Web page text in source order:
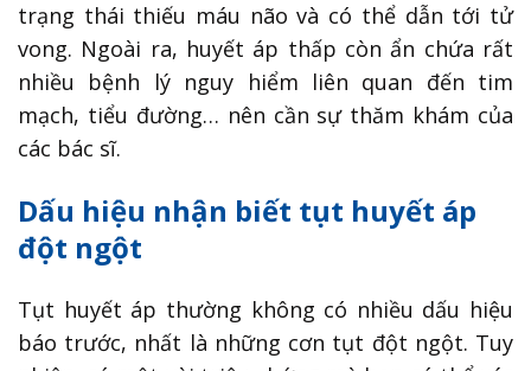
trạng thái thiếu máu não và có thể dẫn tới tử
vong. Ngoài ra, huyết áp thấp còn ẩn chứa rất
nhiều bệnh lý nguy hiểm liên quan đến tim
mạch, tiểu đường… nên cần sự thăm khám của
các bác sĩ.
Dấu hiệu nhận biết tụt huyết áp
đột ngột
Tụt huyết áp thường không có nhiều dấu hiệu
báo trước, nhất là những cơn tụt đột ngột. Tuy